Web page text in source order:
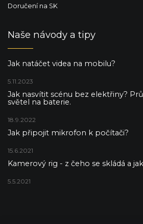
Doručení na SK
Naše návody a tipy
Jak natáčet videa na mobilu?
5.11.2023
Jak nasvítit scénu bez elektřiny?
světel na baterie.
18.9.2022
Jak připojit mikrofon k počítači?
15.6.2021
Kamerový rig - z čeho se skládá a
5.5.2021